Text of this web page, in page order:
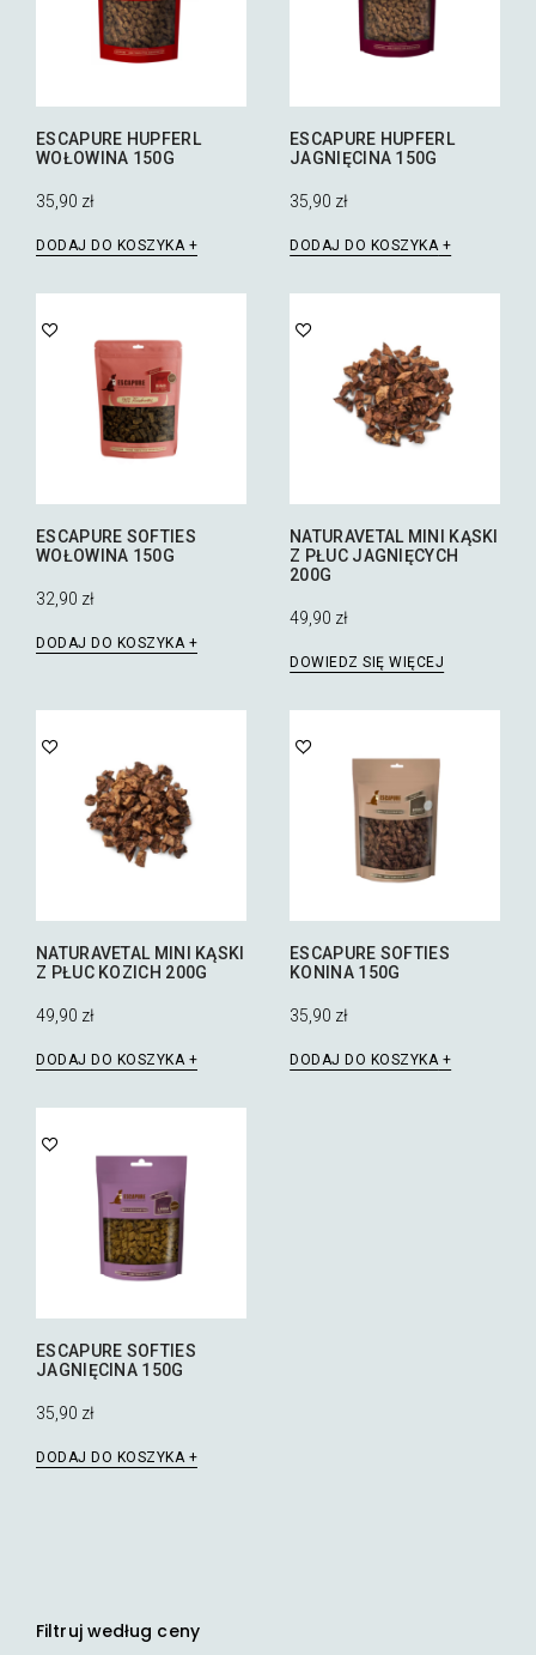
ESCAPURE HUPFERL
WOŁOWINA 150G
35,90 zł
DODAJ DO KOSZYKA
ESCAPURE HUPFERL
JAGNIĘCINA 150G
35,90 zł
DODAJ DO KOSZYKA
ESCAPURE SOFTIES
WOŁOWINA 150G
32,90 zł
DODAJ DO KOSZYKA
NATURAVETAL MINI KĄSKI
Z PŁUC JAGNIĘCYCH
200G
49,90 zł
DOWIEDZ SIĘ WIĘCEJ
NATURAVETAL MINI KĄSKI
Z PŁUC KOZICH 200G
49,90 zł
DODAJ DO KOSZYKA
ESCAPURE SOFTIES
KONINA 150G
35,90 zł
DODAJ DO KOSZYKA
ESCAPURE SOFTIES
JAGNIĘCINA 150G
35,90 zł
DODAJ DO KOSZYKA
Filtruj według ceny